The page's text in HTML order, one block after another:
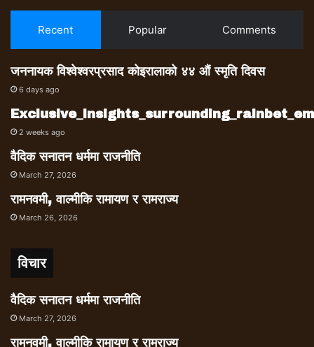
Recent Popular Comments
जननायक विश्वेश्वरप्रसाद कोइरालाको ४४ औं स्मृति दिवस
6 days ago
2 weeks ago
वैदिक सनातन धर्ममा राजनीति
March 27, 2026
रामनवमी, वाल्मीकि रामायण र रामराज्य
March 26, 2026
विचार
वैदिक सनातन धर्ममा राजनीति
March 27, 2026
रामनवमी, वाल्मीकि रामायण र रामराज्य